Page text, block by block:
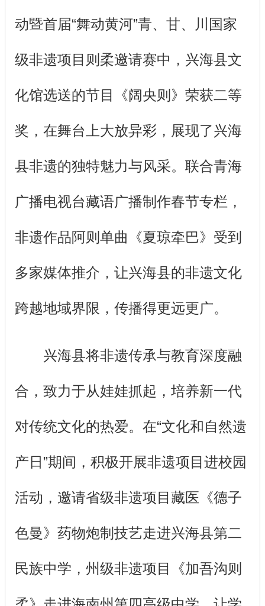
动暨首届“舞动黄河”青、甘、川国家
级非遗项目则柔邀请赛中，兴海县文
化馆选送的节目《阔央则》荣获二等
奖，在舞台上大放异彩，展现了兴海
县非遗的独特魅力与风采。联合青海
广播电视台藏语广播制作春节专栏，
非遗作品阿则单曲《夏琼牵巴》受到
多家媒体推介，让兴海县的非遗文化
跨越地域界限，传播得更远更广。
兴海县将非遗传承与教育深度融
合，致力于从娃娃抓起，培养新一代
对传统文化的热爱。在“文化和自然遗
产日”期间，积极开展非遗项目进校园
活动，邀请省级非遗项目藏医《德子
色曼》药物炮制技艺走进兴海县第二
民族中学，州级非遗项目《加吾沟则